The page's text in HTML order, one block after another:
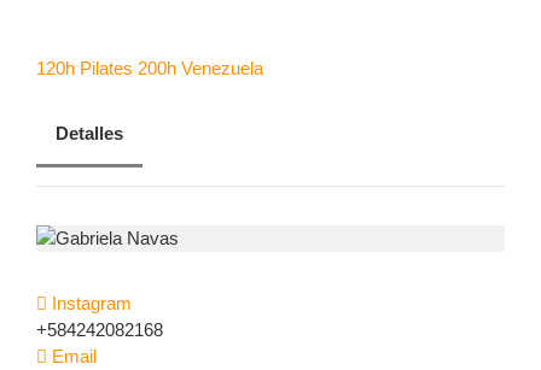
120h Pilates 200h Venezuela
Detalles
Instagram
+584242082168
Email